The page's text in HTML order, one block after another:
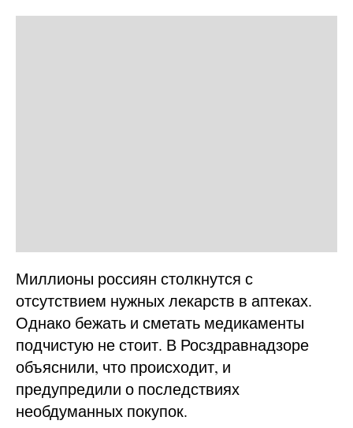
Миллионы россиян столкнутся с
отсутствием нужных лекарств в аптеках.
Однако бежать и сметать медикаменты
подчистую не стоит. В Росздравнадзоре
объяснили, что происходит, и
предупредили о последствиях
необдуманных покупок.